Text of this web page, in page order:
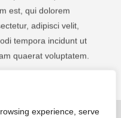
experience, serve
est, qui dolorem
adipisci velit,
tempora incidunt ut
quaerat voluptatem.